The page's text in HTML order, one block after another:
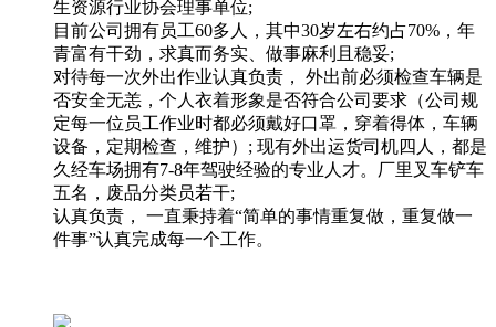
生资源行业协会理事单位;
目前公司拥有员工60多人，其中30岁左右约占70%，年
青富有干劲，求真而务实、做事麻利且稳妥;
对待每一次外出作业认真负责， 外出前必须检查车辆是
否安全无恙，个人衣着形象是否符合公司要求（公司规
定每一位员工作业时都必须戴好口罩，穿着得体，车辆
设备，定期检查，维护）; 现有外出运货司机四人，都是
久经车场拥有7-8年驾驶经验的专业人才。厂里叉车铲车
五名，废品分类员若干;
认真负责， 一直秉持着“简单的事情重复做，重复做一
件事”认真完成每一个工作。